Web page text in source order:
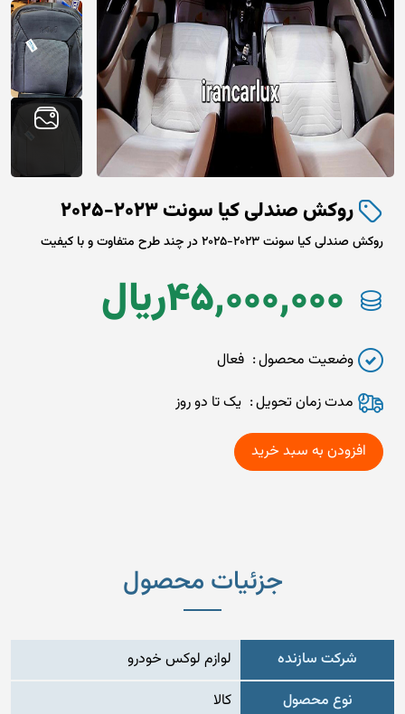
روکش صندلی کیا سونت 2023-2025
روکش صندلی کیا سونت 2023-2025 در چند طرح متفاوت و با کیفیت
ريال45,000,000
وضعیت محصول
فعال
مدت زمان تحويل
یک تا دو روز
جزئیات محصول
شرکت سازنده
لوازم لوکس خودرو
نوع محصول
کالا